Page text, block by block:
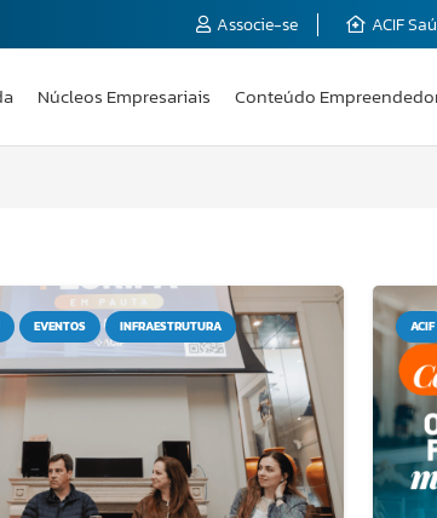
Associe-se ACIF
Núcleos Empresariais Conteúdo
EVENTOS INFRAESTRUTURA ACIF